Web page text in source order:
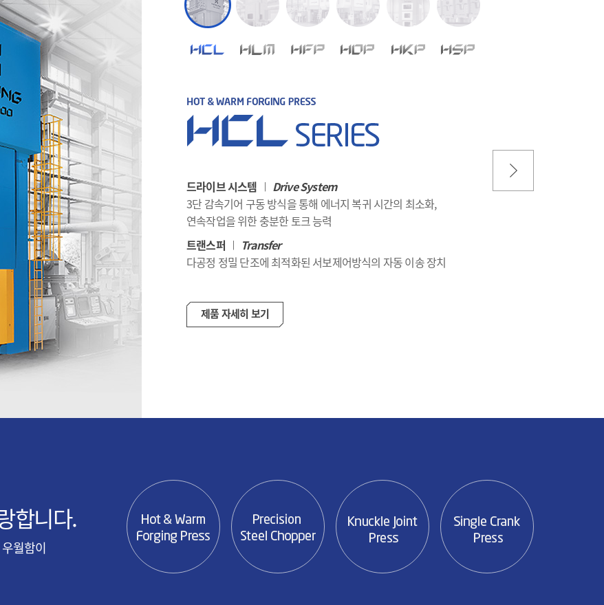
드라이브 시스템 |
Drive System
3단 감속기어 구동 방식을 통해 에너지 복귀 시간의 최소화,
연속작업을 위한 충분한 토크 능력
트랜스퍼
|
Transfer
다공정 정밀 단조에 최적화된 서보제어방식의 자동 이송 장치
제품 자세히 보기
합니다.
월함이